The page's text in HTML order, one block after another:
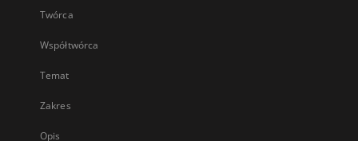
Twórca
Współtwórca
Temat
Zakres
Opis